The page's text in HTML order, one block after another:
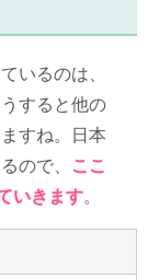
いるのは、
すると他の
すね。日本
ので、 ここ
いきます。